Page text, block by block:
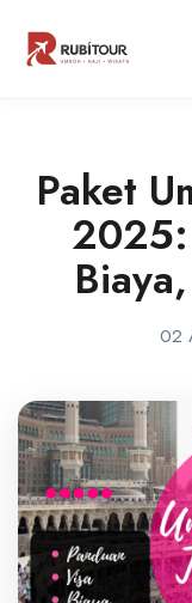
Paket
2025:
02